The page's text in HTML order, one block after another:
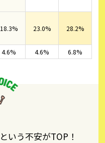
18.3% 23.0% 28.2%
4.6% 4.6% 6.8%
という不安がTOP！